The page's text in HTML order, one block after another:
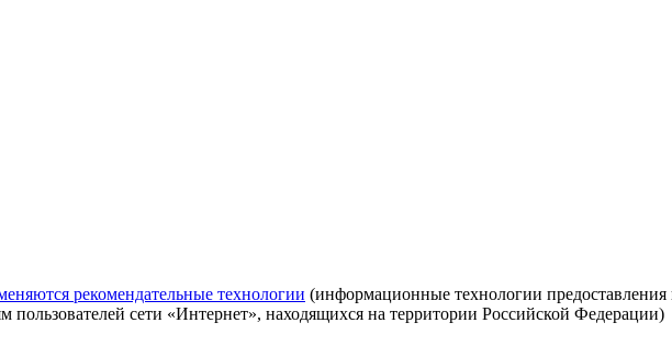
рекомендательные технологии (информационные технологии
пользователей сети «Интернет», находящихся на территории Российской Федерации)